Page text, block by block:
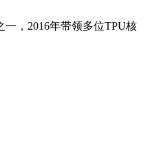
，2016年带领多位TPU核